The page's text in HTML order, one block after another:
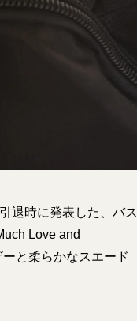
退時に発表した、バス
Love and
と柔らかなスエード